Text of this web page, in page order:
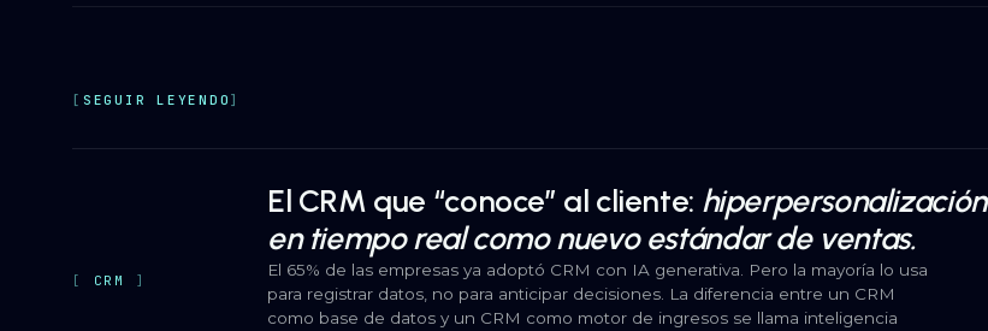
SEGUIR LEYENDO
CRM
El CRM que “conoce” al cliente: hiperpersonalización
en tiempo real como nuevo estándar de ventas.
El 65% de las empresas ya adoptó CRM con IA generativa. Pero la mayoría lo usa
para registrar datos, no para anticipar decisiones. La diferencia entre un CRM
como base de datos y un CRM como motor de ingresos se llama inteligencia